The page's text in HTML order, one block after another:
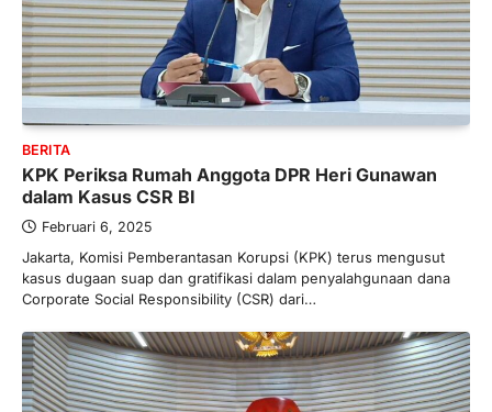
BERITA
KPK Periksa Rumah Anggota DPR Heri Gunawan
dalam Kasus CSR BI
Februari 6, 2025
Jakarta, Komisi Pemberantasan Korupsi (KPK) terus mengusut
kasus dugaan suap dan gratifikasi dalam penyalahgunaan dana
Corporate Social Responsibility (CSR) dari…